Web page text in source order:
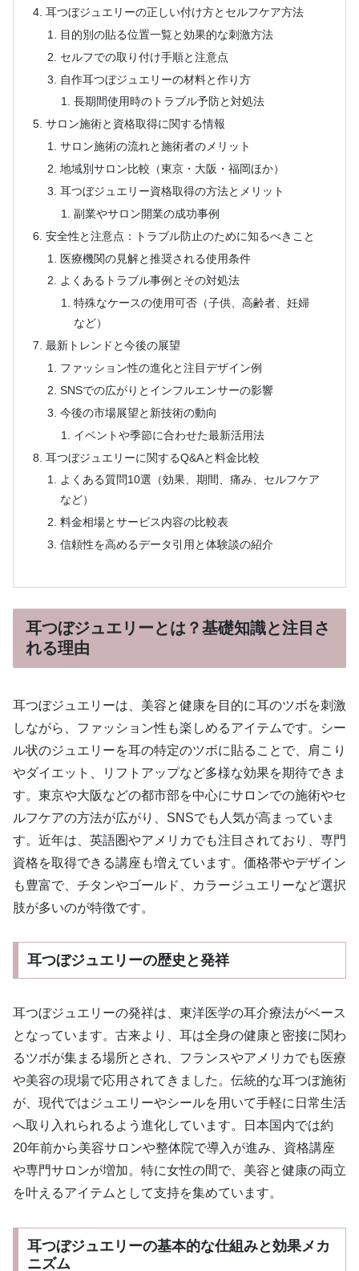
耳つぼジュエリーの正しい付け方とセルフケア方法
目的別の貼る位置一覧と効果的な刺激方法
セルフでの取り付け手順と注意点
自作耳つぼジュエリーの材料と作り方
長期間使用時のトラブル予防と対処法
サロン施術と資格取得に関する情報
サロン施術の流れと施術者のメリット
地域別サロン比較（東京・大阪・福岡ほか）
耳つぼジュエリー資格取得の方法とメリット
副業やサロン開業の成功事例
安全性と注意点：トラブル防止のために知るべきこと
医療機関の見解と推奨される使用条件
よくあるトラブル事例とその対処法
特殊なケースの使用可否（子供、高齢者、妊婦
など）
最新トレンドと今後の展望
ファッション性の進化と注目デザイン例
SNSでの広がりとインフルエンサーの影響
今後の市場展望と新技術の動向
イベントや季節に合わせた最新活用法
耳つぼジュエリーに関するQ&Aと料金比較
よくある質問10選（効果、期間、痛み、セルフケア
など）
料金相場とサービス内容の比較表
信頼性を高めるデータ引用と体験談の紹介
耳つぼジュエリーとは？基礎知識と注目さ
れる理由
耳つぼジュエリーは、美容と健康を目的に耳のツボを刺激
しながら、ファッション性も楽しめるアイテムです。シー
ル状のジュエリーを耳の特定のツボに貼ることで、肩こり
やダイエット、リフトアップなど多様な効果を期待できま
す。東京や大阪などの都市部を中心にサロンでの施術やセ
ルフケアの方法が広がり、SNSでも人気が高まっていま
す。近年は、英語圏やアメリカでも注目されており、専門
資格を取得できる講座も増えています。価格帯やデザイン
も豊富で、チタンやゴールド、カラージュエリーなど選択
肢が多いのが特徴です。
耳つぼジュエリーの歴史と発祥
耳つぼジュエリーの発祥は、東洋医学の耳介療法がベース
となっています。古来より、耳は全身の健康と密接に関わ
るツボが集まる場所とされ、フランスやアメリカでも医療
や美容の現場で応用されてきました。伝統的な耳つぼ施術
が、現代ではジュエリーやシールを用いて手軽に日常生活
へ取り入れられるよう進化しています。日本国内では約
20年前から美容サロンや整体院で導入が進み、資格講座
や専門サロンが増加。特に女性の間で、美容と健康の両立
を叶えるアイテムとして支持を集めています。
耳つぼジュエリーの基本的な仕組みと効果メカ
ニズム